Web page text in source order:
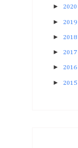
► 2020
► 2019
► 2018
► 2017
► 2016
► 2015